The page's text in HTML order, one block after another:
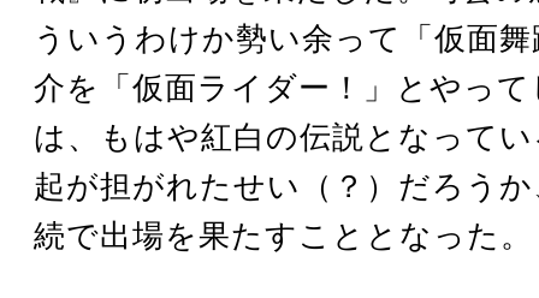
ういうわけか勢い余って「仮面
介を「仮面ライダー！」とやっ
は、もはや紅白の伝説となって
起が担がれたせい（？）だろう
続で出場を果たすこととなった。